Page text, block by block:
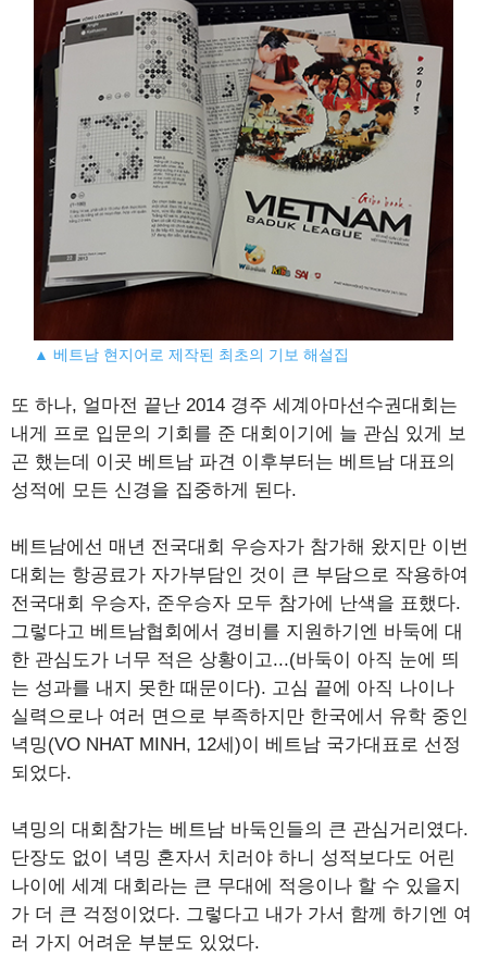
▲ 베트남 현지어로 제작된 최초의 기보 해설집
또 하나, 얼마전 끝난 2014 경주 세계아마선수권대회는
내게 프로 입문의 기회를 준 대회이기에 늘 관심 있게 보
곤 했는데 이곳 베트남 파견 이후부터는 베트남 대표의
성적에 모든 신경을 집중하게 된다.
베트남에선 매년 전국대회 우승자가 참가해 왔지만 이번
대회는 항공료가 자가부담인 것이 큰 부담으로 작용하여
전국대회 우승자, 준우승자 모두 참가에 난색을 표했다.
그렇다고 베트남협회에서 경비를 지원하기엔 바둑에 대
한 관심도가 너무 적은 상황이고...(바둑이 아직 눈에 띄
는 성과를 내지 못한 때문이다). 고심 끝에 아직 나이나
실력으로나 여러 면으로 부족하지만 한국에서 유학 중인
녁밍(VO NHAT MINH, 12세)이 베트남 국가대표로 선정
되었다.
녁밍의 대회참가는 베트남 바둑인들의 큰 관심거리였다.
단장도 없이 녁밍 혼자서 치러야 하니 성적보다도 어린
나이에 세계 대회라는 큰 무대에 적응이나 할 수 있을지
가 더 큰 걱정이었다. 그렇다고 내가 가서 함께 하기엔 여
러 가지 어려운 부분도 있었다.